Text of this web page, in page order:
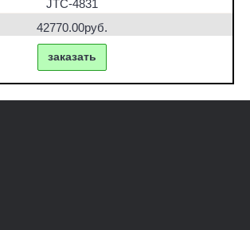
JTC-4831
42770.00руб.
заказать